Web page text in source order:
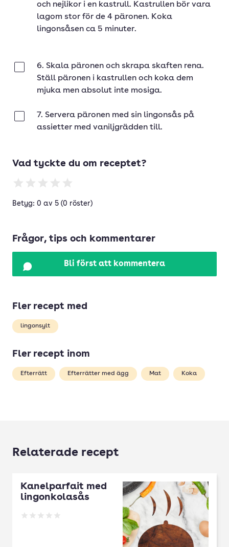
och nejlikor i en kastrull. Kastrullen bör vara
lagom stor för de 4 päronen. Koka
lingonsåsen ca 5 minuter.
6. Skala päronen och skrapa skaften rena.
Ställ päronen i kastrullen och koka dem
mjuka men absolut inte mosiga.
7. Servera päronen med sin lingonsås på
assietter med vaniljgrädden till.
Vad tyckte du om receptet?
Betyg: 0 av 5 (0 röster)
Frågor, tips och kommentarer
Bli först att kommentera
Fler recept med
lingonsylt
Fler recept inom
Efterrätt Efterrätter med ägg Mat Koka
Relaterade recept
Kanelparfait med
lingonkolasås
Betyg: 0 av 5